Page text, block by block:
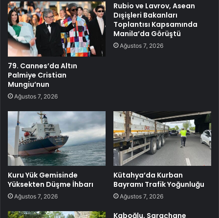
79. Cannes’da Altın
Palmiye Cristian
Mungiu’nun
Ağustos 7, 2026
Rubio ve Lavrov, Asean
Dışişleri Bakanları
Toplantısı Kapsamında
Manila’da Görüştü
Ağustos 7, 2026
Kuru Yük Gemisinde
Yüksekten Düşme İhbarı
Ağustos 7, 2026
Kütahya’da Kurban
Bayramı Trafik Yoğunluğu
Ağustos 7, 2026
Kaboğlu, Saraçhane